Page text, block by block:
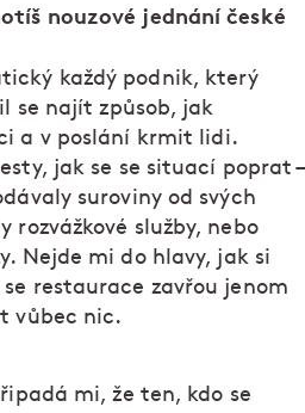
nouzové jednání české
každý podnik, který
se najít způsob, jak
a v poslání krmit lidi.
jak se se situací poprat –
suroviny od svých
rozvážkové služby, nebo
Nejde mi do hlavy, jak si
restaurace zavřou jenom
vůbec nic.
mi, že ten, kdo se